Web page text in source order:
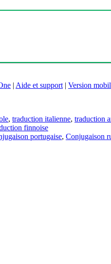
| Aide et support| Version
, traduction italienne, traduction
finnoise
portugaise, Conjugaison